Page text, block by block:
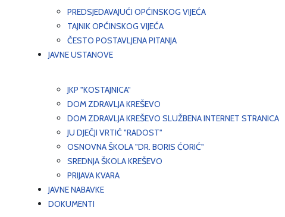
PREDSJEDAVAJUĆI OPĆINSKOG VIJEĆA
TAJNIK OPĆINSKOG VIJEĆA
ČESTO POSTAVLJENA PITANJA
JAVNE USTANOVE
JKP "KOSTAJNICA"
DOM ZDRAVLJA KREŠEVO
DOM ZDRAVLJA KREŠEVO SLUŽBENA INTERNET STRANICA
JU DJEČJI VRTIĆ "RADOST"
OSNOVNA ŠKOLA "DR. BORIS ĆORIĆ"
SREDNJA ŠKOLA KREŠEVO
PRIJAVA KVARA
JAVNE NABAVKE
DOKUMENTI